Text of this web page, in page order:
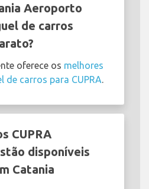
Aeroporto
de carros
oferece os melhores
de carros para CUPRA
CUPRA
disponíveis
Catania